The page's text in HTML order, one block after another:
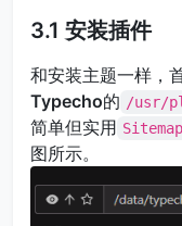
3.1 安装插件
和安装主题一样，
Typecho的 /usr/
简单但实用 Sitemap
图所示。